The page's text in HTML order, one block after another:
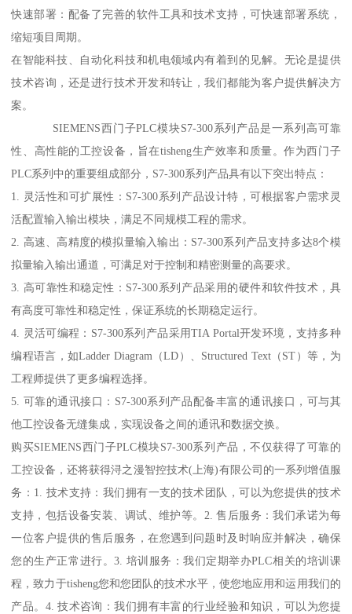
快速部署：配备了完善的软件工具和技术支持，可快速部署系统，
缩短项目周期。
在智能科技、自动化科技和机电领域内有着到的见解。无论是提供
技术咨询，还是进行技术开发和转让，我们都能为客户提供解决方
案。
SIEMENS西门子PLC模块S7-300系列产品是一系列高可靠
性、高性能的工控设备，旨在tisheng生产效率和质量。作为西门子
PLC系列中的重要组成部分，S7-300系列产品具有以下突出特点：
1. 灵活性和可扩展性：S7-300系列产品设计特，可根据客户需求灵
活配置输入输出模块，满足不同规模工程的需求。
2. 高速、高精度的模拟量输入输出：S7-300系列产品支持多达8个模
拟量输入输出通道，可满足对于控制和精密测量的高要求。
3. 高可靠性和稳定性：S7-300系列产品采用的硬件和软件技术，具
有高度可靠性和稳定性，保证系统的长期稳定运行。
4. 灵活可编程：S7-300系列产品采用TIA Portal开发环境，支持多种
编程语言，如Ladder Diagram（LD）、Structured Text（ST）等，为
工程师提供了更多编程选择。
5. 可靠的通讯接口：S7-300系列产品配备丰富的通讯接口，可与其
他工控设备无缝集成，实现设备之间的通讯和数据交换。
购买SIEMENS西门子PLC模块S7-300系列产品，不仅获得了可靠的
工控设备，还将获得浔之漫智控技术(上海)有限公司的一系列增值服
务：1. 技术支持：我们拥有一支的技术团队，可以为您提供的技术
支持，包括设备安装、调试、维护等。2. 售后服务：我们承诺为每
一位客户提供的售后服务，在您遇到问题时及时响应并解决，确保
您的生产正常进行。3. 培训服务：我们定期举办PLC相关的培训课
程，致力于tisheng您和您团队的技术水平，使您地应用和运用我们的
产品。4. 技术咨询：我们拥有丰富的行业经验和知识，可以为您提